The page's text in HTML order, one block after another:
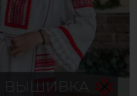
ВЫШИВКА